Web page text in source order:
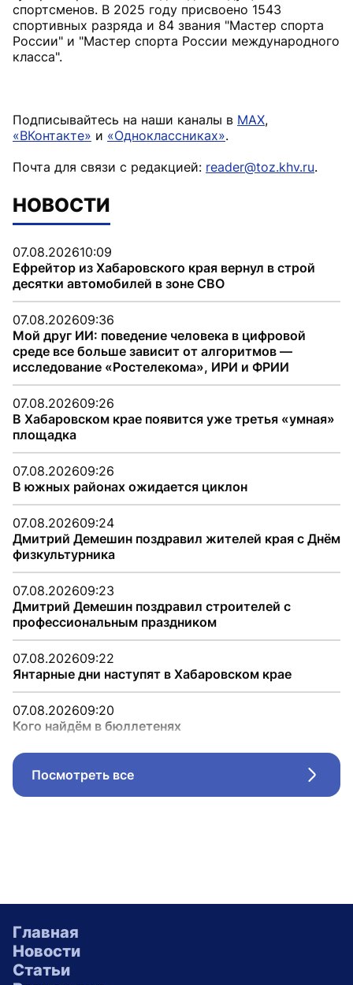
спортсменов. В 2025 году присвоено 1543
спортивных разряда и 84 звания "Мастер спорта
России" и "Мастер спорта России международного
класса".
Подписывайтесь на наши каналы в MAX,
«ВКонтакте» и «Одноклассниках».
Почта для связи с редакцией: reader@toz.khv.ru.
НОВОСТИ
07.08.202610:09
Ефрейтор из Хабаровского края вернул в строй
десятки автомобилей в зоне СВО
07.08.202609:36
Мой друг ИИ: поведение человека в цифровой
среде все больше зависит от алгоритмов —
исследование «Ростелекома», ИРИ и ФРИИ
07.08.202609:26
В Хабаровском крае появится уже третья «умная»
площадка
07.08.202609:26
В южных районах ожидается циклон
07.08.202609:24
Дмитрий Демешин поздравил жителей края с Днём
физкультурника
07.08.202609:23
Дмитрий Демешин поздравил строителей с
профессиональным праздником
07.08.202609:22
Янтарные дни наступят в Хабаровском крае
07.08.202609:20
Кого найдём в бюллетенях
Посмотреть все
Главная
Новости
Статьи